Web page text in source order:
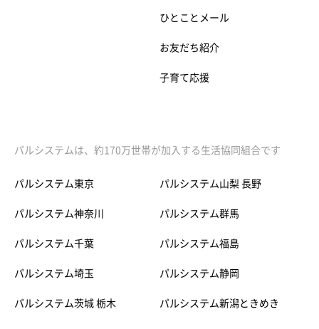
ひとことメール
お友だち紹介
子育て応援
パルシステムは、約170万世帯が加入する生活協同組合です
パルシステム東京
パルシステム神奈川
パルシステム千葉
パルシステム埼玉
パルシステム茨城 栃木
パルシステム山梨 長野
パルシステム群馬
パルシステム福島
パルシステム静岡
パルシステム新潟ときめき